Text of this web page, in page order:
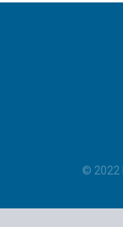
© 2022